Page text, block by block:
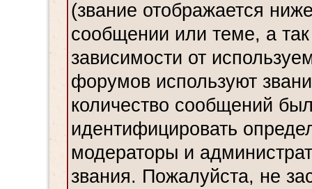
(звание отображается
сообщении или теме, а
зависимости от
форумов используют
количество сообщений
идентифицировать
модераторы и
звания. Пожалуйста, не